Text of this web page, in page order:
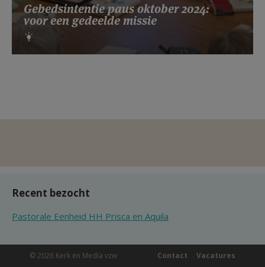
Gebedsintentie paus oktober 2024:
voor een gedeelde missie
Recent bezocht
Pastorale Eenheid HH Prisca en Aquila
© 2026 Kerk en Media vzw Vacatures
Contact